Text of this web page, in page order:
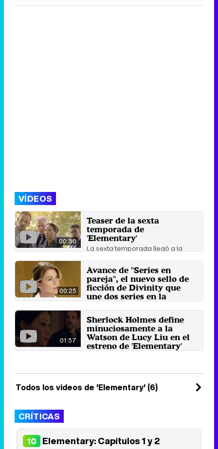
VÍDEOS
00:30
Teaser de la sexta
temporada de
'Elementary'
La sexta temporada llegó a la
Con la inseparable ...
28 de junio 2018
00:25
Avance de "Series en
pareja", el nuevo sello de
ficción de Divinity que
une dos series en la
El nuevo sello de Divinity incluirá la
emisión de dúos de
emblemáticas series ...
22 de febrero 2018
01:57
Sherlock Holmes define
minuciosamente a la
Watson de Lucy Liu en el
estreno de 'Elementary'
Todos los videos de 'Elementary' (6)
CRÍTICAS
10 Elementary: Capítulos 1 y 2